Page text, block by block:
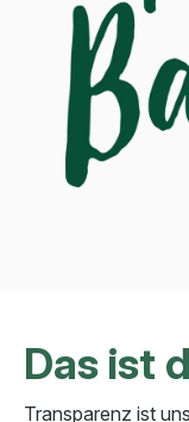
Das ist
Transparenz ist